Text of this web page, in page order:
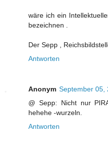
wäre ich ein
bezeichnen .
Der Sepp ,
Antworten
Anonym September 05,
@ Sepp: Nicht nur
hehehe -wurzeln.
Antworten